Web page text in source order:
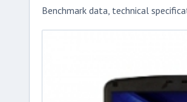
Benchmark data, technical